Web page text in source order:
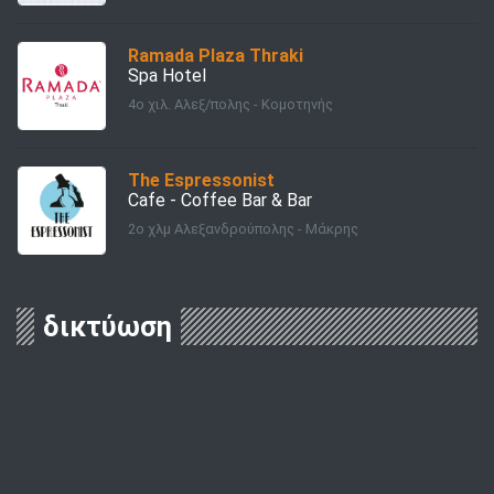
Ramada Plaza Thraki
Spa Hotel
4ο χιλ. Αλεξ/πολης - Κομοτηνής
Τhe Εspressonist
Cafe - Coffee Bar & Bar
2ο χλμ Αλεξανδρούπολης - Μάκρης
δικτύωση